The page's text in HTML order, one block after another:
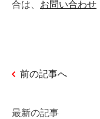
合は、 お問い合わせ
前の記事へ
最新の記事